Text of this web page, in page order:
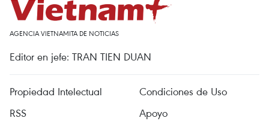
AGENCIA VIETNAMITA DE NOTICIAS
Editor en jefe: TRAN TIEN DUAN
Propiedad Intelectual
Condiciones de Uso
RSS
Apoyo